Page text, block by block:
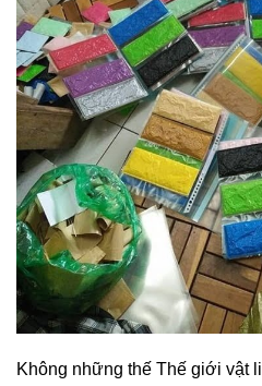
Không những thế Thế giới vật